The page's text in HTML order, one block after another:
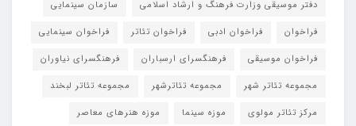
دفتر موسیقی وزارت فرهنگ و ارشاد اسلامی
سازمان سینمایی
فراخوان
فراخوان ادبی فراخوان تئاتر
فراخوان سینمایی
فراخوان موسیقی
فرهنگسرای ارسباران
فرهنگسرای نیاوران
مجموعه تئاتر شهر
مجموعه تئاترشهر
مجموعه تئاتر لبخند
مرکز تئاتر مولوی
موزه سینما
موزه هنرهای معاصر